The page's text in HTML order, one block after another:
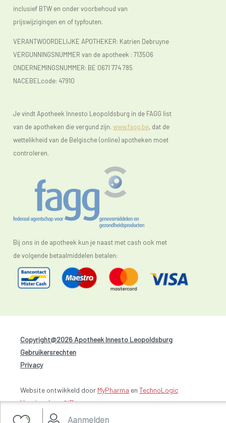
Aanmelden
inclusief BTW en onder voorbehoud van
prijswijzigingen en of typfouten.
VERANTWOORDELIJKE APOTHEKER: Katrien Debruyne
VERGUNNINGSNUMMER van de apotheek : 713506
ONDERNEMINGSNUMMER: BE 0671 774 785
NACEBELcode: 47910
Je vindt Apotheek Innesto Leopoldsburg in de FAGG list
van de apotheken die vergund zijn. www.fagg.be, dat de
wettelikheid van de Belgische (online) apotheken moet
controleren.
Bij ons in de apotheek kun je naast met cash ook met
de volgende betaalmiddelen betalen:
Copyright@2026 Apotheek Innesto Leopoldsburg
Gebruikersrechten
Privacy
Website ontwikkeld door MyPharma en TechnoLogic
Hosting door @iPower